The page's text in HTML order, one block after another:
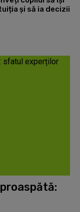
și să ia decizii